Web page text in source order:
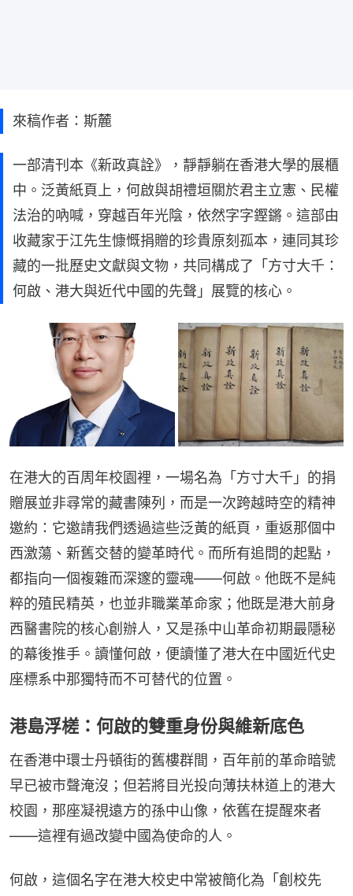
來稿作者：斯麓
一部清刊本《新政真詮》，靜靜躺在香港大學的展櫃
中。泛黃紙頁上，何啟與胡禮垣關於君主立憲、民權
法治的吶喊，穿越百年光陰，依然字字鏗鏘。這部由
收藏家于江先生慷慨捐贈的珍貴原刻孤本，連同其珍
藏的一批歷史文獻與文物，共同構成了「方寸大千：
何啟、港大與近代中國的先聲」展覽的核心。
在港大的百周年校園裡，一場名為「方寸大千」的捐
贈展並非尋常的藏書陳列，而是一次跨越時空的精神
邀約：它邀請我們透過這些泛黃的紙頁，重返那個中
西激蕩、新舊交替的變革時代。而所有追問的起點，
都指向一個複雜而深邃的靈魂——何啟。他既不是純
粹的殖民精英，也並非職業革命家；他既是港大前身
西醫書院的核心創辦人，又是孫中山革命初期最隱秘
的幕後推手。讀懂何啟，便讀懂了港大在中國近代史
座標系中那獨特而不可替代的位置。
港島浮槎：何啟的雙重身份與維新底色
在香港中環士丹頓街的舊樓群間，百年前的革命暗號
早已被市聲淹沒；但若將目光投向薄扶林道上的港大
校園，那座凝視遠方的孫中山像，依舊在提醒來者
——這裡有過改變中國為使命的人。
何啟，這個名字在港大校史中常被簡化為「創校先